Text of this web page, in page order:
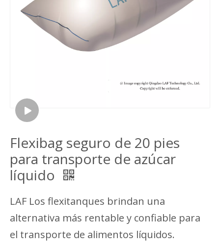
Flexibag seguro de 20 pies
para transporte de azúcar
líquido
LAF Los flexitanques brindan una
alternativa más rentable y confiable para
el transporte de alimentos líquidos.